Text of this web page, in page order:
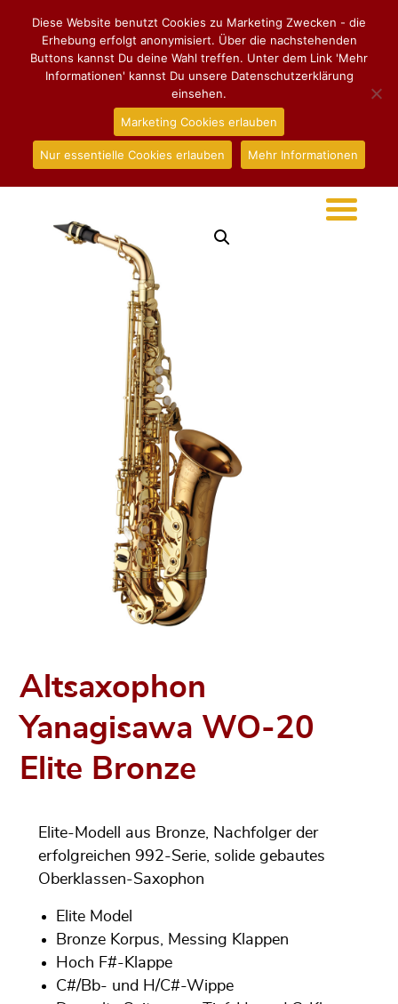
Start/ Altsaxophon/ Altsaxophon Yanagisawa WO-20
Altsaxophon
Yanagisawa WO-20
Elite Bronze
Elite-Modell aus Bronze, Nachfolger der
erfolgreichen 992-Serie, solide gebautes
Oberklassen-Saxophon
Elite Model
Bronze Korpus, Messing Klappen
Hoch F#-Klappe
C#/Bb- und H/C#-Wippe
Diese Website benutzt Cookies zu Marketing Zwecken - die
Erhebung erfolgt anonymisiert. Über die nachstehenden
Buttons kannst Du deine Wahl treffen. Unter dem Link 'Mehr
Informationen' kannst Du unsere Datenschutzerklärung
einsehen.
Marketing Cookies erlauben
Nur essentielle Cookies erlauben Mehr Informationen